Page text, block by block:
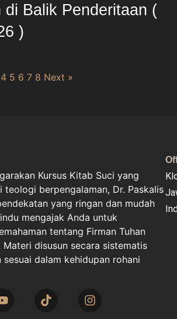
di Balik Penderitaan (
)
4 5 6 7 8 Next »
Kursus Kitab Suci yang
teologi berpengalaman, Dr. Paskalis
yang ringan dan mudah
mengajak Anda untuk
tentang Firman Tuhan
disusun secara sistematis
dalam kehidupan rohani